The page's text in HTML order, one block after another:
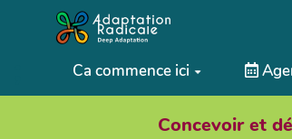
Aller au contenu principal
Ca commence ici
Concevoir et